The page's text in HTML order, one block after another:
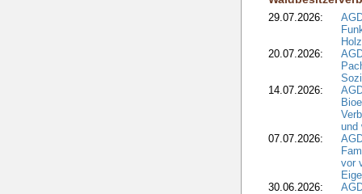
29.07.2026:
20.07.2026:
14.07.2026:
und
07.07.2026:
vor
30.06.2026: